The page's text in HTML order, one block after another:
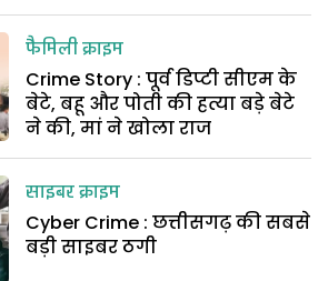
फैमिली क्राइम
Crime Story : पूर्व डिप्टी सीएम के
बेटे, बहू और पोती की हत्या बड़े बेटे
ने की, मां ने खोला राज
साइबर क्राइम
Cyber Crime : छत्तीसगढ़ की सबसे
बड़ी साइबर ठगी